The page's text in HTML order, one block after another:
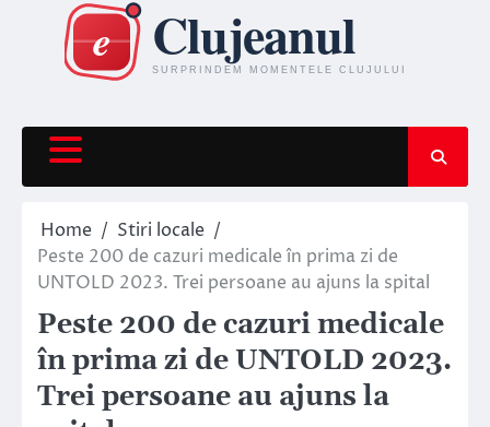
content
Home
Stiri locale
Peste 200 de cazuri medicale în prima zi de
UNTOLD 2023. Trei persoane au ajuns la spital
Peste 200 de cazuri medicale
în prima zi de UNTOLD 2023.
Trei persoane au ajuns la